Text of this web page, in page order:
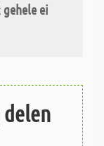
gehele ei